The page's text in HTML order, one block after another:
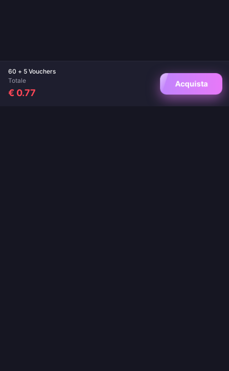
60 + 5 Vouchers
Totale
€ 0.77
Acquista